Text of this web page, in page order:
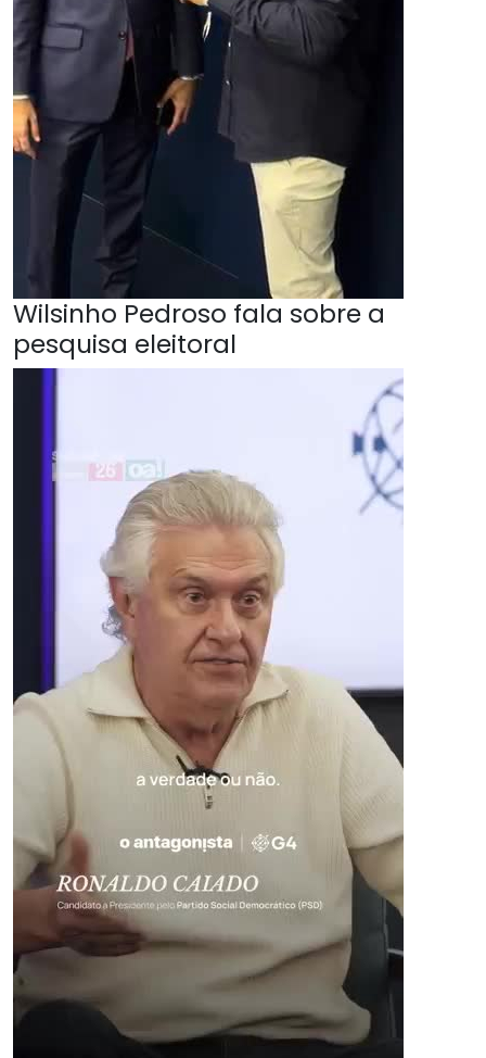
Wilsinho Pedroso fala sobre a
pesquisa eleitoral